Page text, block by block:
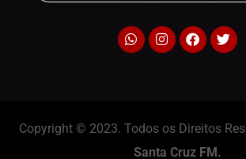
Copyright © 2023. Todos os Direitos
Santa Cruz FM.